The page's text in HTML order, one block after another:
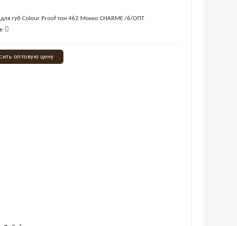
губ Colour Proof тон 462 Мокко CHARME /6/ОПТ
оптовую цену